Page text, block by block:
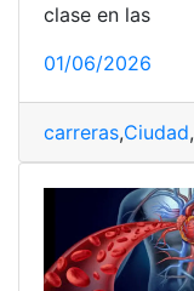
clase en las
01/06/2026
carreras,Ciudad,